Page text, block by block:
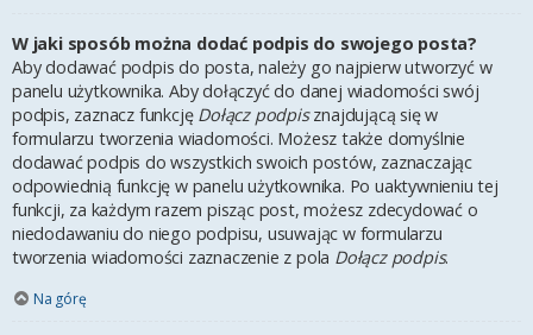
W jaki sposób można dodać podpis do swojego posta?
Aby dodawać podpis do posta, należy go najpierw utworzyć w
panelu użytkownika. Aby dołączyć do danej wiadomości swój
podpis, zaznacz funkcję Dołącz podpisznajdującą się w
formularzu tworzenia wiadomości. Możesz także domyślnie
dodawać podpis do wszystkich swoich postów, zaznaczając
odpowiednią funkcję w panelu użytkownika. Po uaktywnieniu tej
funkcji, za każdym razem pisząc post, możesz zdecydować o
niedodawaniu do niego podpisu, usuwając w formularzu
tworzenia wiadomości zaznaczenie z pola Dołącz podpis.
Na górę